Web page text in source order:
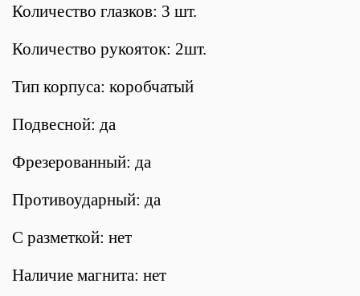
Количество глазков: 3 шт.
Количество рукояток: 2шт.
Тип корпуса: коробчатый
Подвесной: да
Фрезерованный: да
Противоударный: да
С разметкой: нет
Наличие магнита: нет